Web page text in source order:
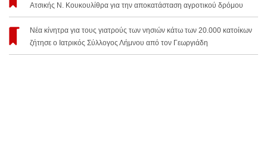
Ατσικής Ν. Κουκουλίθρα για την αποκατάσταση αγροτικού δρόμου
Νέα κίνητρα για τους γιατρούς των νησιών κάτω των 20.000 κατοίκων
ζήτησε ο Ιατρικός Σύλλογος Λήμνου από τον Γεωργιάδη